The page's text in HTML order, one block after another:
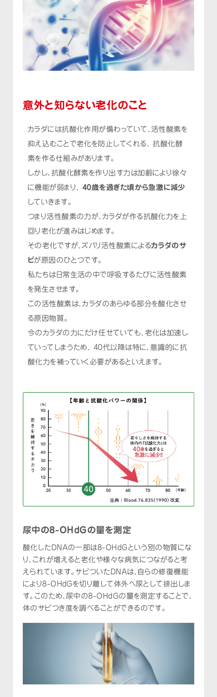
意外と知らない老化のこと
カラダには抗酸化作用が備わっていて、活性酸素を
抑え込むことで老化を防止してくれる、
抗酸化酵
素を作る仕組みがあります。
しかし、抗酸化酵素を作り出す力は加齢により徐々
に機能が弱まり、
40歳を過ぎた頃から急激に減少
していきます。
つまり活性酸素の力が、カラダが作る抗酸化力を上
回り老化が進みはじめます。
その老化ですが、ズバリ活性酸素によるカラダのサ
ビが原因のひとつです。
私たちは日常生活の中で呼吸するたびに活性酸素
を発生させます。
この活性酸素は、カラダのあらゆる部分を酸化させ
る原因物質。
今のカラダの力にだけ任せていても、老化は加速し
ていってしまうため、
40代以降は特に、意識的に抗
酸化力を補っていく必要があるといえます。
尿中の8-OHdGの量を測定
酸化したＤＮＡの一部は8-OHdGという別の物質にな
り、これが増えると老化や様々な病気につながると考
えられています。サビついたＤＮＡは、自らの修復機能
により8-OHdGを切り離して体外へ尿として排出しま
す。このため、尿中の8-OHdGの量を測定することで、
体のサビつき度を調べることができるのです。